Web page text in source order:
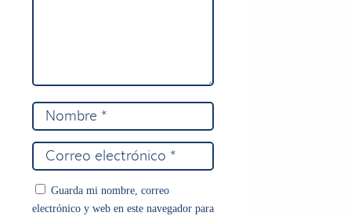
Guarda mi nombre, correo
electrónico y web en este navegador para